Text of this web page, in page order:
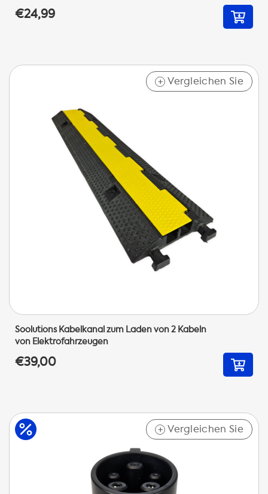
€24,99
+ Vergleichen Sie
Soolutions Kabelkanal zum Laden von 2 Kabeln
von Elektrofahrzeugen
€39,00
+ Vergleichen Sie